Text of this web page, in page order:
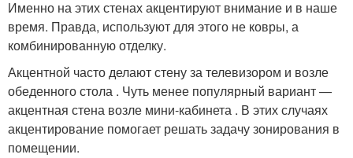
Именно на этих стенах акцентируют внимание и в наше
время. Правда, используют для этого не ковры, а
комбинированную отделку.
Акцентной часто делают стену за телевизором и возле
обеденного стола . Чуть менее популярный вариант —
акцентная стена возле мини-кабинета . В этих случаях
акцентирование помогает решать задачу зонирования в
помещении.